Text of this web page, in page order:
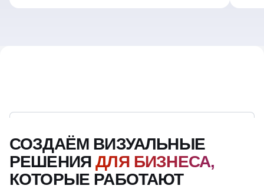
СОЗДАЁМ ВИЗУАЛЬНЫЕ
РЕШЕНИЯДЛЯ БИЗНЕСА,
КОТОРЫЕ РАБОТАЮТ